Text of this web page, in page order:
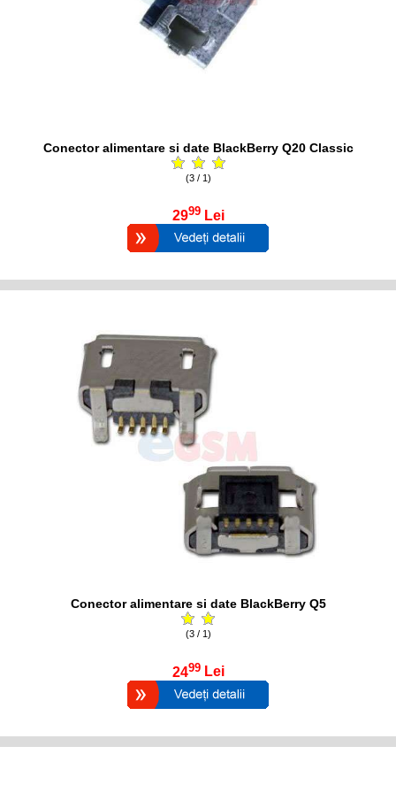
Conector alimentare si date BlackBerry Q20 Classic
(3 / 1)
2999 Lei
Conector alimentare si date BlackBerry Q5
(3 / 1)
2499 Lei